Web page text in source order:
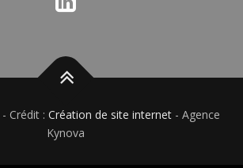
- Crédit : Création de site internet- Agence
Kynova